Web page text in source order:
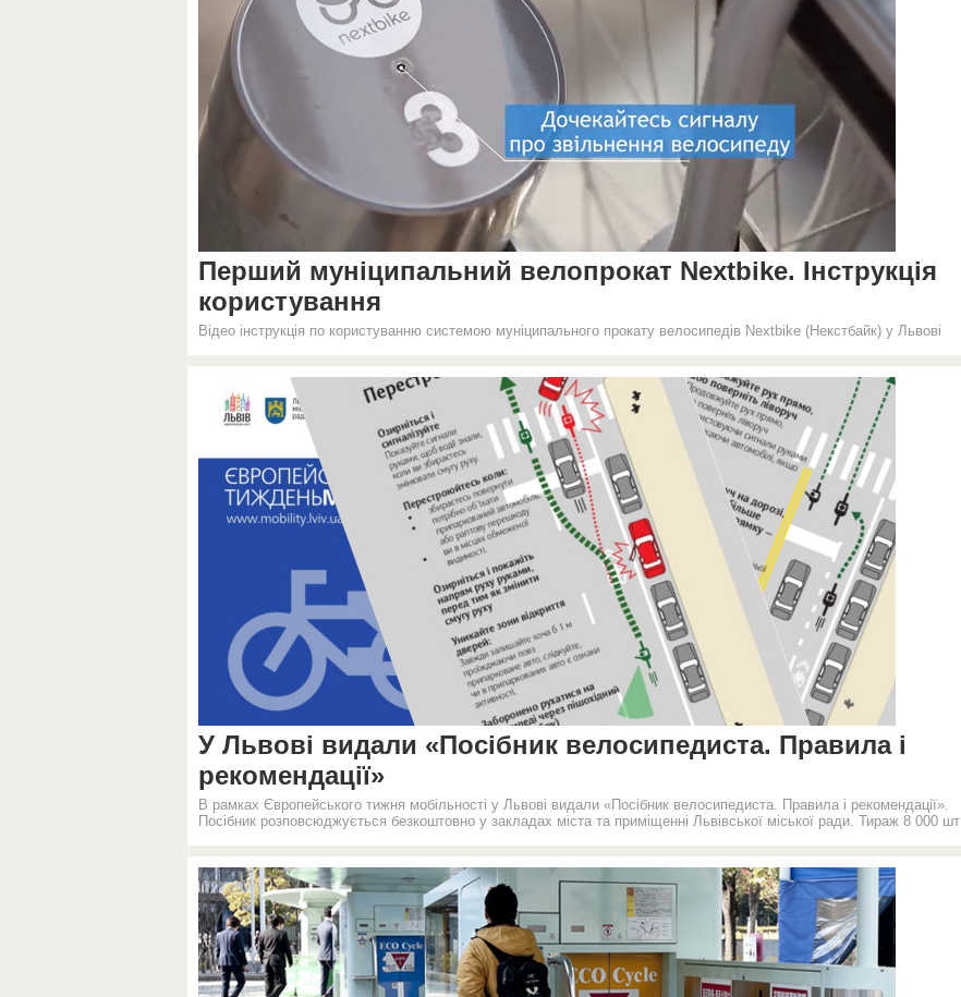
Перший муніципальний велопрокат Nextbike. Інструкція
користування
Відео інструкція по користуванню системою муніципального прокату велосипедів Nextbike (Некстбайк) у Львові
У Львові видали «Посібник велосипедиста. Правила і
рекомендації»
В рамках Європейського тижня мобільності у Львові видали «Посібник велосипедиста. Правила і рекомендації».
Посібник розповсюджується безкоштовно у закладах міста та приміщенні Львівської міської ради. Тираж 8 000 шт